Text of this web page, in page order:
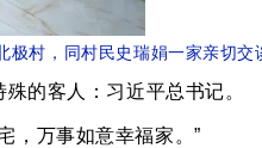
村，同村民史瑞娟一家亲切交
的客人：习近平总书记。
，万事如意幸福家。”